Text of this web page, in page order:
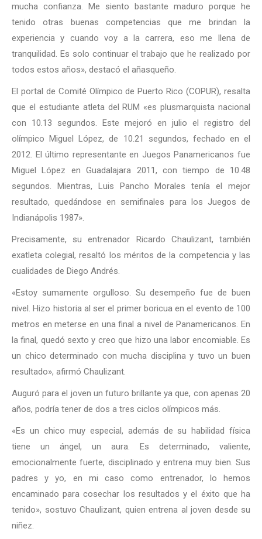
mucha confianza. Me siento bastante maduro porque he
tenido otras buenas competencias que me brindan la
experiencia y cuando voy a la carrera, eso me llena de
tranquilidad. Es solo continuar el trabajo que he realizado por
todos estos años», destacó el añasqueño.
El portal de Comité Olímpico de Puerto Rico (COPUR), resalta
que el estudiante atleta del RUM «es plusmarquista nacional
con 10.13 segundos. Este mejoró en julio el registro del
olímpico Miguel López, de 10.21 segundos, fechado en el
2012. El último representante en Juegos Panamericanos fue
Miguel López en Guadalajara 2011, con tiempo de 10.48
segundos. Mientras, Luis Pancho Morales tenía el mejor
resultado, quedándose en semifinales para los Juegos de
Indianápolis 1987».
Precisamente, su entrenador Ricardo Chaulizant, también
exatleta colegial, resaltó los méritos de la competencia y las
cualidades de Diego Andrés.
«Estoy sumamente orgulloso. Su desempeño fue de buen
nivel. Hizo historia al ser el primer boricua en el evento de 100
metros en meterse en una final a nivel de Panamericanos. En
la final, quedó sexto y creo que hizo una labor encomiable. Es
un chico determinado con mucha disciplina y tuvo un buen
resultado», afirmó Chaulizant.
Auguró para el joven un futuro brillante ya que, con apenas 20
años, podría tener de dos a tres ciclos olímpicos más.
«Es un chico muy especial, además de su habilidad física
tiene un ángel, un aura. Es determinado, valiente,
emocionalmente fuerte, disciplinado y entrena muy bien. Sus
padres y yo, en mi caso como entrenador, lo hemos
encaminado para cosechar los resultados y el éxito que ha
tenido», sostuvo Chaulizant, quien entrena al joven desde su
niñez.